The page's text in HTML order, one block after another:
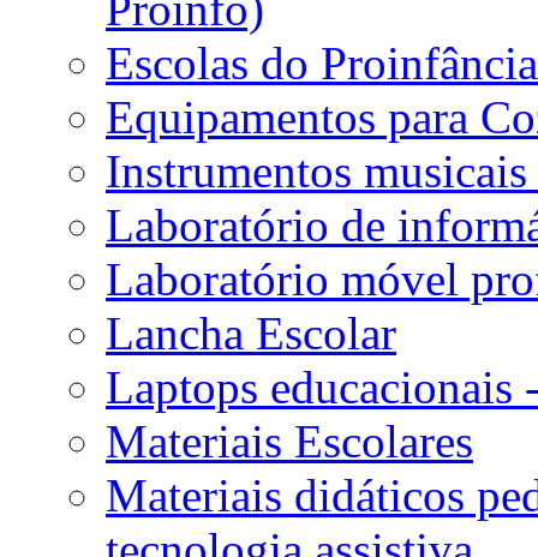
Escolas do
Equipamentos para
Instrumentos
Laboratório de
Laboratório móvel
Lancha Escolar
Laptops educacionais
Materiais Escolares
Materiais didáticos